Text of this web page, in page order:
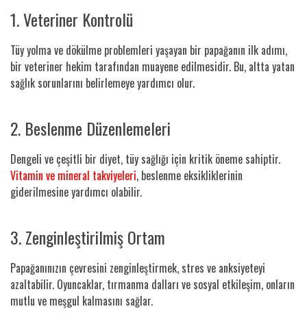
1. Veteriner Kontrolü
Tüy yolma ve dökülme problemleri yaşayan bir papağanın ilk adımı,
bir veteriner hekim tarafından muayene edilmesidir. Bu, altta yatan
sağlık sorunlarını belirlemeye yardımcı olur.
2. Beslenme Düzenlemeleri
Dengeli ve çeşitli bir diyet, tüy sağlığı için kritik öneme sahiptir.
Vitamin ve mineral takviyeleri, beslenme eksikliklerinin
giderilmesine yardımcı olabilir.
3. Zenginleştirilmiş Ortam
Papağanınızın çevresini zenginleştirmek, stres ve anksiyeteyi
azaltabilir. Oyuncaklar, tırmanma dalları ve sosyal etkileşim, onların
mutlu ve meşgul kalmasını sağlar.